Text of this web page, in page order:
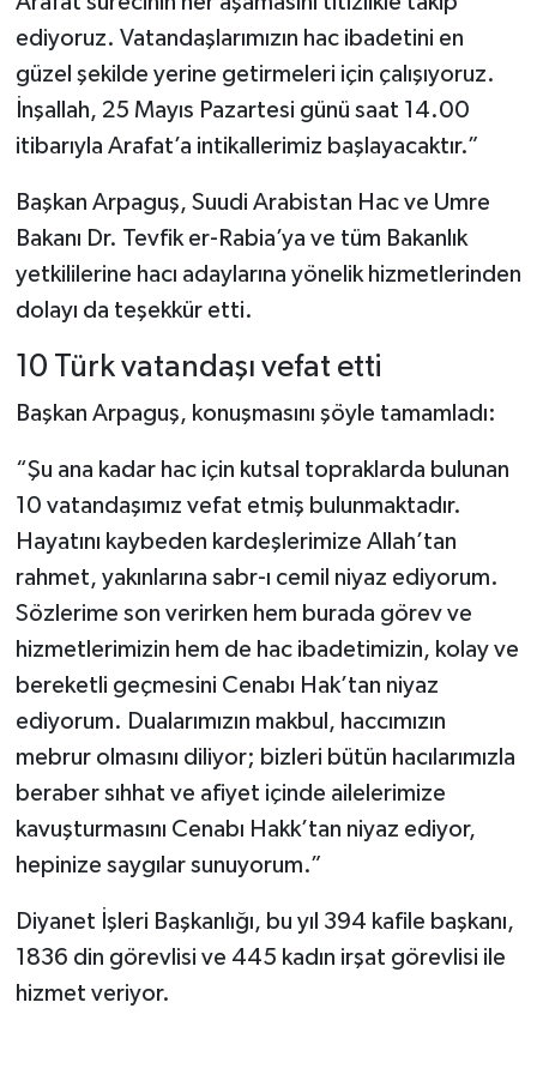
ediyoruz. Vatandaşlarımızın hac ibadetini en
güzel şekilde yerine getirmeleri için çalışıyoruz.
İnşallah, 25 Mayıs Pazartesi günü saat 14.00
itibarıyla Arafat’a intikallerimiz başlayacaktır.”
Başkan Arpaguş, Suudi Arabistan Hac ve Umre
Bakanı Dr. Tevfik er-Rabia’ya ve tüm Bakanlık
yetkililerine hacı adaylarına yönelik hizmetlerinden
dolayı da teşekkür etti.
10 Türk vatandaşı vefat etti
Başkan Arpaguş, konuşmasını şöyle tamamladı:
“Şu ana kadar hac için kutsal topraklarda bulunan
10 vatandaşımız vefat etmiş bulunmaktadır.
Hayatını kaybeden kardeşlerimize Allah’tan
rahmet, yakınlarına sabr-ı cemil niyaz ediyorum.
Sözlerime son verirken hem burada görev ve
hizmetlerimizin hem de hac ibadetimizin, kolay ve
bereketli geçmesini Cenabı Hak’tan niyaz
ediyorum. Dualarımızın makbul, haccımızın
mebrur olmasını diliyor; bizleri bütün hacılarımızla
beraber sıhhat ve afiyet içinde ailelerimize
kavuşturmasını Cenabı Hakk’tan niyaz ediyor,
hepinize saygılar sunuyorum.”
Diyanet İşleri Başkanlığı, bu yıl 394 kafile başkanı,
1836 din görevlisi ve 445 kadın irşat görevlisi ile
hizmet veriyor.